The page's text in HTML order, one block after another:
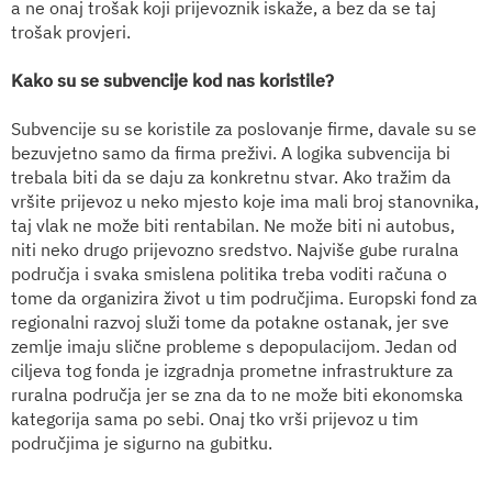
a ne onaj trošak koji prijevoznik iskaže, a bez da se taj
trošak provjeri.
Kako su se subvencije kod nas koristile?
Subvencije su se koristile za poslovanje firme, davale su se
bezuvjetno samo da firma preživi. A logika subvencija bi
trebala biti da se daju za konkretnu stvar. Ako tražim da
vršite prijevoz u neko mjesto koje ima mali broj stanovnika,
taj vlak ne može biti rentabilan. Ne može biti ni autobus,
niti neko drugo prijevozno sredstvo. Najviše gube ruralna
područja i svaka smislena politika treba voditi računa o
tome da organizira život u tim područjima. Europski fond za
regionalni razvoj služi tome da potakne ostanak, jer sve
zemlje imaju slične probleme s depopulacijom. Jedan od
ciljeva tog fonda je izgradnja prometne infrastrukture za
ruralna područja jer se zna da to ne može biti ekonomska
kategorija sama po sebi. Onaj tko vrši prijevoz u tim
područjima je sigurno na gubitku.